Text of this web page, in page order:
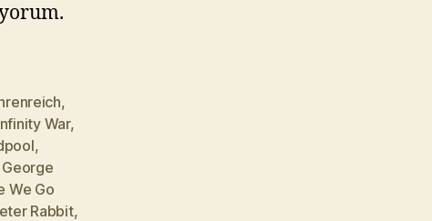
,
War,
,
George
We Go
Rabbit,